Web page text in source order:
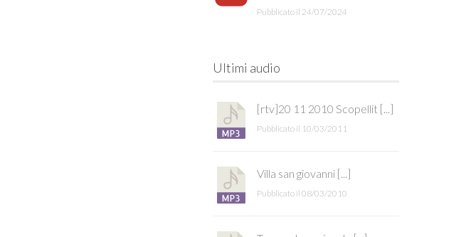
Pubblicato il 24/07/2024
Ultimi audio
[rtv]20 11 2010 Scopellit [...]
Pubblicato il 10/03/2011
Villa san giovanni [...]
Pubblicato il 08/03/2010